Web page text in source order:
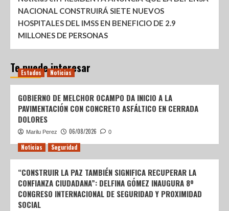
NACIONAL CONSTRUIRÁ SIETE NUEVOS
HOSPITALES DEL IMSS EN BENEFICIO DE 2.9
MILLONES DE PERSONAS
Te puede interesar
Estados Noticias
GOBIERNO DE MELCHOR OCAMPO DA INICIO A LA
PAVIMENTACIÓN CON CONCRETO ASFÁLTICO EN CERRADA
DOLORES
Marilu Perez 06/08/2026 0
Noticias Seguridad
“CONSTRUIR LA PAZ TAMBIÉN SIGNIFICA RECUPERAR LA
CONFIANZA CIUDADANA”: DELFINA GÓMEZ INAUGURA 8º
CONGRESO INTERNACIONAL DE SEGURIDAD Y PROXIMIDAD
SOCIAL